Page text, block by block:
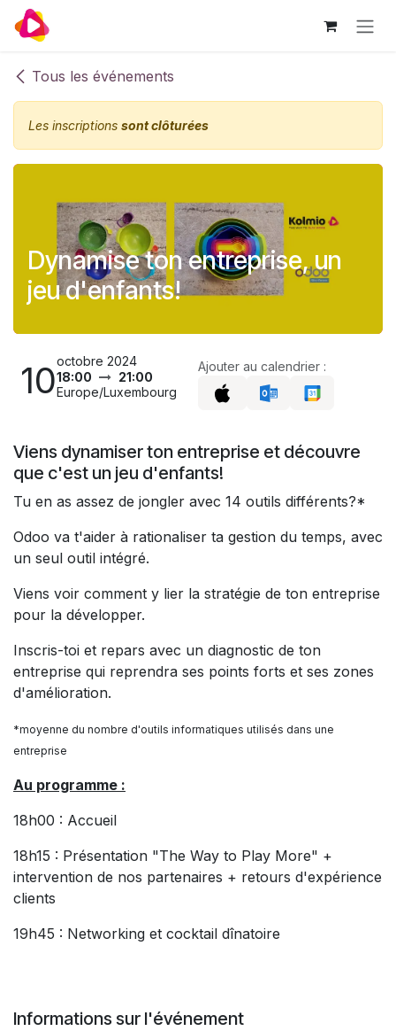
Se rendre au contenu
Tous les événements
Les inscriptions sont clôturées
Dynamise ton entreprise, un
jeu d'enfants!
10octobre 2024
18:00
21:00
Europe/Luxembourg
Ajouter au calendrier :
Viens dynamiser ton entreprise et découvre
que c'est un jeu d'enfants!
Tu en as assez de jongler avec 14 outils différents?*
Odoo va t'aider à rationaliser ta gestion du temps, avec
un seul outil intégré.
Viens voir comment y lier la stratégie de ton entreprise
pour la développer.
Inscris-toi et repars avec un diagnostic de ton
entreprise qui reprendra ses points forts et ses zones
d'amélioration.
*moyenne du nombre d'outils informatiques utilisés dans une
entreprise
Au programme :
18h00 : Accueil
18h15 : Présentation "The Way to Play More" +
intervention de nos partenaires + retours d'expérience
clients
19h45 : Networking et cocktail dînatoire
Informations sur l'événement